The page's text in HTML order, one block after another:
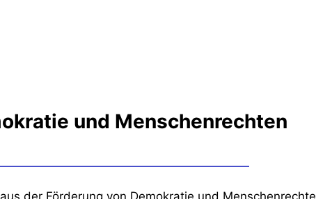
und Menschenrechten
der Förderung von Demokratie und